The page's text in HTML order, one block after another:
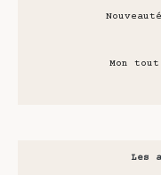
Mon
Les